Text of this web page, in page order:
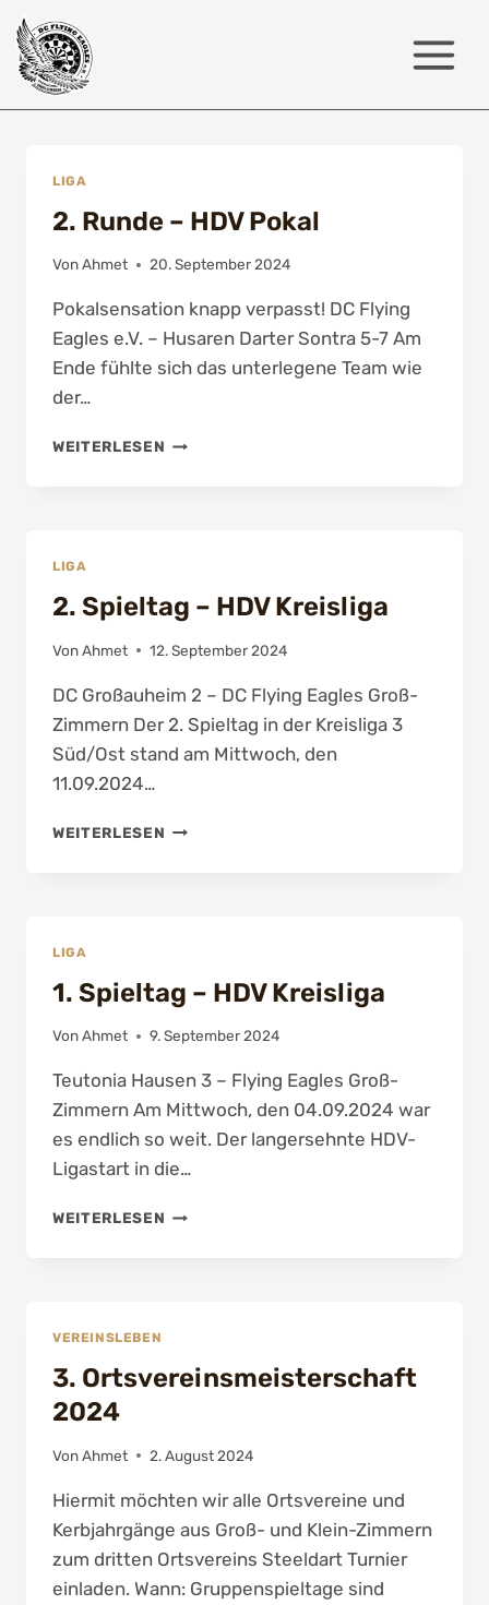
Zum
Inhalt
springen
LIGA
2. Runde – HDV Pokal
VonAhmet 20. September 2024
Pokalsensation knapp verpasst! DC Flying
Eagles e.V. – Husaren Darter Sontra 5-7 Am
Ende fühlte sich das unterlegene Team wie
der…
WEITERLESEN 2.
LIGA
2. Spieltag – HDV Kreisliga
VonAhmet 12. September 2024
DC Großauheim 2 – DC Flying Eagles Groß-
Zimmern Der 2. Spieltag in der Kreisliga 3
Süd/Ost stand am Mittwoch, den
11.09.2024…
WEITERLESEN
LIGA
1. Spieltag – HDV Kreisliga
VonAhmet 9. September 2024
Teutonia Hausen 3 – Flying Eagles Groß-
Zimmern Am Mittwoch, den 04.09.2024 war
es endlich so weit. Der langersehnte HDV-
Ligastart in die…
WEITERLESEN 1.
VEREINSLEBEN
3. Ortsvereinsmeisterschaft
2024
VonAhmet 2. August 2024
Hiermit möchten wir alle Ortsvereine und
Kerbjahrgänge aus Groß- und Klein-Zimmern
zum dritten Ortsvereins Steeldart Turnier
einladen. Wann: Gruppenspieltage sind